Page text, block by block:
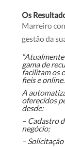
Os
Marreiro
gestão da
gama de
facilitam os
fieis e online.
A
oferecidos
desde:
– Cadastro
negócio;
–